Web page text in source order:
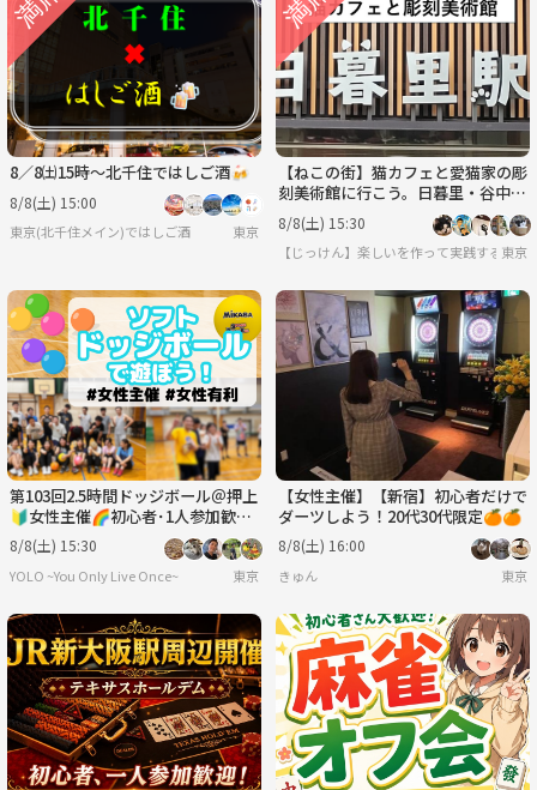
8／8㈯15時〜北千住ではしご酒🍻
8/8(土) 15:00
東京(北千住メイン)ではしご酒 東京
【ねこの街】猫カフェと愛猫家の彫
刻美術館に行こう。日暮里・谷中ぎ
んざ商店街を散策〈8月8日(土)15:3
0〉
8/8(土) 15:30
【じっけん】楽しいを作って実践する研究
東京
第103回2.5時間ドッジボール＠押上
🔰女性主催🌈初心者･1人参加歓迎
│国際交流🉑
8/8(土) 15:30
YOLO ~You Only Live Once~ 東京
【女性主催】【新宿】初心者だけで
ダーツしよう！20代30代限定🍊🍊
8/8(土) 16:00
きゅん 東京